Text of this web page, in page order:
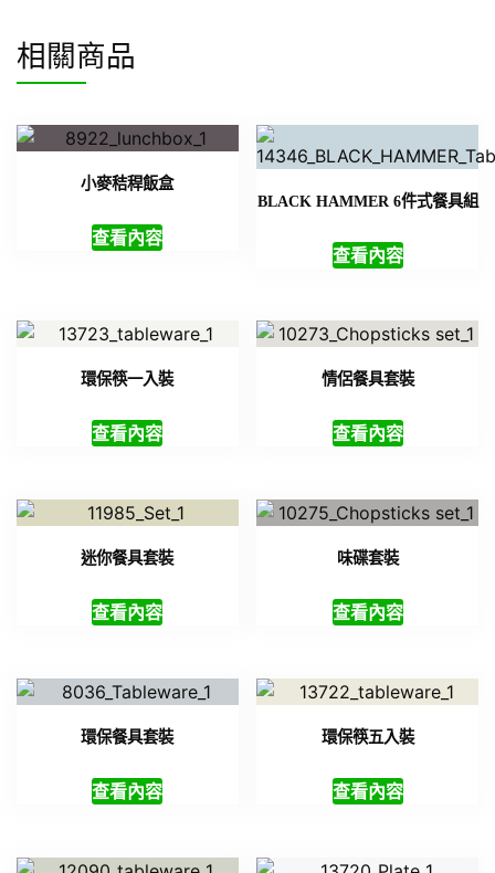
相關商品
小麥秸稈飯盒
查看內容
BLACK HAMMER 6件式餐具組
查看內容
環保筷一入裝
查看內容
情侶餐具套裝
查看內容
迷你餐具套裝
查看內容
味碟套裝
查看內容
環保餐具套裝
查看內容
環保筷五入裝
查看內容